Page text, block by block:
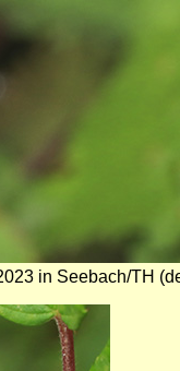
in Seebach/TH